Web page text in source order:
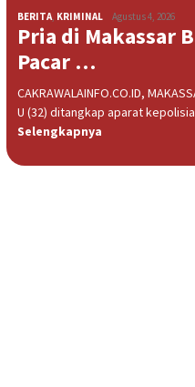
BERITA, KRIMINAL Agustus 4, 2026
Pria di Makassar
Pacar …
CAKRAWALAINFO.CO.ID,
U (32) ditangkap aparat
Selengkapnya